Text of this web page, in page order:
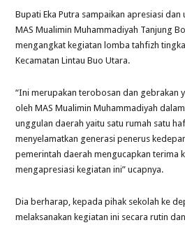
Bupati Eka Putra sampaikan apresiasi
MAS Mualimin Muhammadiyah Tanjung
mengangkat kegiatan lomba tahfizh
Kecamatan Lintau Buo Utara.
“Ini merupakan terobosan dan gebrakan
oleh MAS Mualimin Muhammadiyah
unggulan daerah yaitu satu rumah satu
menyelamatkan generasi penerus
pemerintah daerah mengucapkan terima
mengapresiasi kegiatan ini” ucapnya.
Dia berharap, kepada pihak sekolah ke
melaksanakan kegiatan ini secara rutin